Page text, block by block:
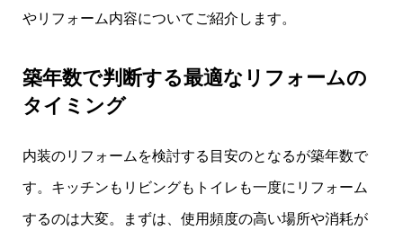
やリフォーム内容についてご紹介します。
築年数で判断する最適なリフォームの
タイミング
内装のリフォームを検討する目安のとなるが築年数で
す。キッチンもリビングもトイレも一度にリフォーム
するのは大変。まずは、使用頻度の高い場所や消耗が